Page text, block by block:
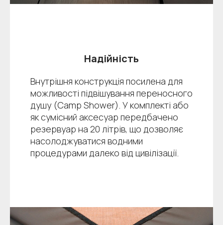
Надійність
Внутрішня конструкція посилена для
можливості підвішування переносного
душу (Camp Shower). У комплекті або
як сумісний аксесуар передбачено
резервуар на 20 літрів, що дозволяє
насолоджуватися водними
процедурами далеко від цивілізації.